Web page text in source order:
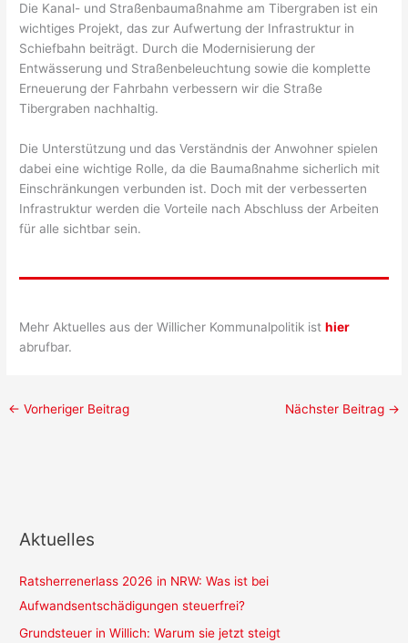
Die Kanal- und Straßenbaumaßnahme am Tibergraben ist ein
wichtiges Projekt, das zur Aufwertung der Infrastruktur in
Schiefbahn beiträgt. Durch die Modernisierung der
Entwässerung und Straßenbeleuchtung sowie die komplette
Erneuerung der Fahrbahn verbessern wir die Straße
Tibergraben nachhaltig.
Die Unterstützung und das Verständnis der Anwohner spielen
dabei eine wichtige Rolle, da die Baumaßnahme sicherlich mit
Einschränkungen verbunden ist. Doch mit der verbesserten
Infrastruktur werden die Vorteile nach Abschluss der Arbeiten
für alle sichtbar sein.
Mehr Aktuelles aus der Willicher Kommunalpolitik isthier
abrufbar.
← Vorheriger Beitrag Nächster Beitrag →
Aktuelles
Ratsherrenerlass 2026 in NRW: Was ist bei
Aufwandsentschädigungen steuerfrei?
Grundsteuer in Willich: Warum sie jetzt steigt